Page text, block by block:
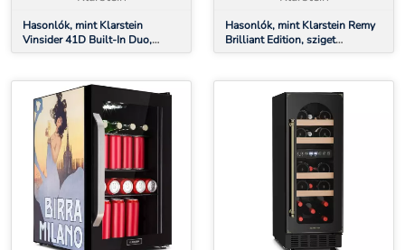
Hasonlók, mint Klarstein
Vinsider 41D Built-In Duo,
beépített borhűtő, Quartz
Hasonlók, mint Klarstein Remy
Brilliant Edition, sziget
páraelszívó, 90 cm, 609 m³/ó, A
LED, üveg, nemesacél